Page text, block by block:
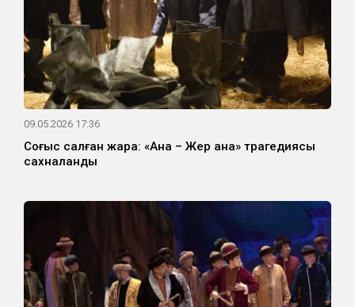
09.05.2026 17:36
Соғыс салған жара: «Ана – Жер ана» трагедиясы
сахналанды